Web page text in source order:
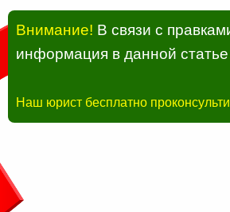
Внимание! В связи с
информация в данной статье
Наш юрист бесплатно